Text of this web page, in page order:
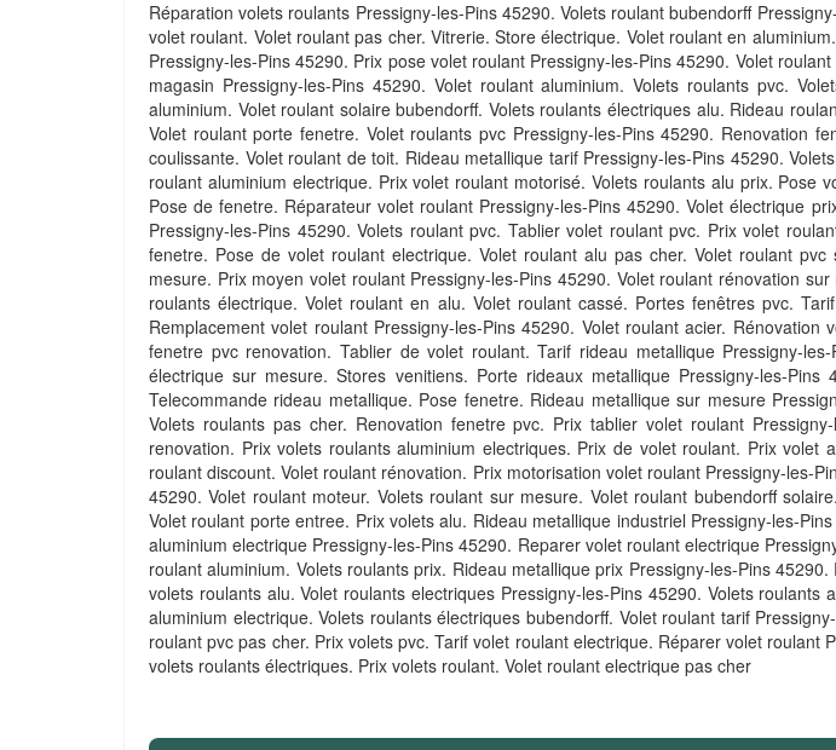
Réparation volets roulants Pressigny-les-Pins 45290. Volets roulant bubendorff
volet roulant. Volet roulant pas cher. Vitrerie. Store électrique. Volet roulant en
Pressigny-les-Pins 45290. Prix pose volet roulant Pressigny-les-Pins 45290. Volet
magasin Pressigny-les-Pins 45290. Volet roulant aluminium. Volets roulants pvc.
aluminium. Volet roulant solaire bubendorff. Volets roulants électriques alu. Rideau
Volet roulant porte fenetre. Volet roulants pvc Pressigny-les-Pins 45290. Renovation
coulissante. Volet roulant de toit. Rideau metallique tarif Pressigny-les-Pins 45290.
roulant aluminium electrique. Prix volet roulant motorisé. Volets roulants alu prix.
Pose de fenetre. Réparateur volet roulant Pressigny-les-Pins 45290. Volet électrique
Pressigny-les-Pins 45290. Volets roulant pvc. Tablier volet roulant pvc. Prix volet
fenetre. Pose de volet roulant electrique. Volet roulant alu pas cher. Volet roulant
mesure. Prix moyen volet roulant Pressigny-les-Pins 45290. Volet roulant rénovation
roulants électrique. Volet roulant en alu. Volet roulant cassé. Portes fenêtres pvc.
Remplacement volet roulant Pressigny-les-Pins 45290. Volet roulant acier.
fenetre pvc renovation. Tablier de volet roulant. Tarif rideau metallique Pressigny-
électrique sur mesure. Stores venitiens. Porte rideaux metallique Pressigny-les-
Telecommande rideau metallique. Pose fenetre. Rideau metallique sur mesure
Volets roulants pas cher. Renovation fenetre pvc. Prix tablier volet roulant
renovation. Prix volets roulants aluminium electriques. Prix de volet roulant. Prix
roulant discount. Volet roulant rénovation. Prix motorisation volet roulant Pressigny-les-
45290. Volet roulant moteur. Volets roulant sur mesure. Volet roulant bubendorff
Volet roulant porte entree. Prix volets alu. Rideau metallique industriel Pressigny-les-
aluminium electrique Pressigny-les-Pins 45290. Reparer volet roulant electrique
roulant aluminium. Volets roulants prix. Rideau metallique prix Pressigny-les-Pins
volets roulants alu. Volet roulants electriques Pressigny-les-Pins 45290. Volets
aluminium electrique. Volets roulants électriques bubendorff. Volet roulant tarif
roulant pvc pas cher. Prix volets pvc. Tarif volet roulant electrique. Réparer volet
volets roulants électriques. Prix volets roulant. Volet roulant electrique pas cher